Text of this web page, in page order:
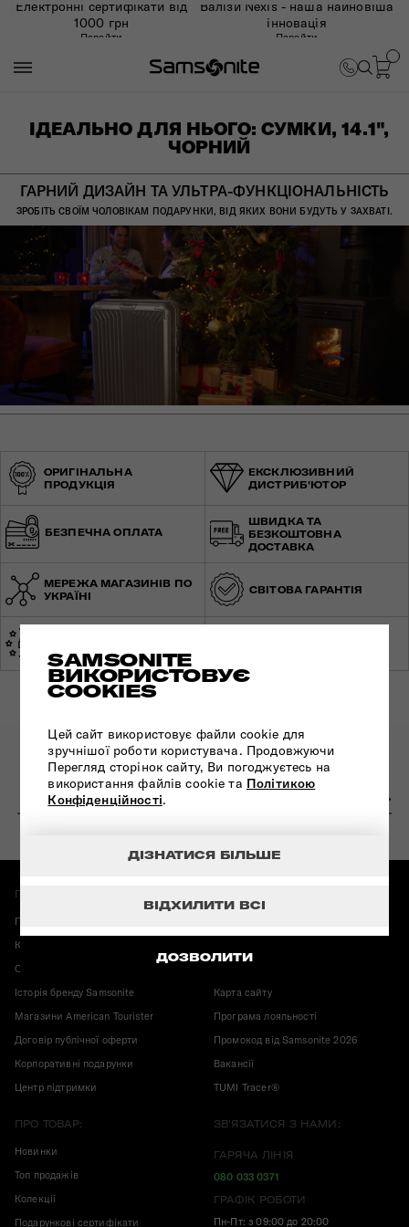
Електронні сертифікати від
1000 грн
Перейти
Валізи Nexis - наша найновіша
інновація
Перейти
SAMSONITE
ВИКОРИСТОВУЄ
COOKIES
Цей сайт використовує файли cookie для
зручнішої роботи користувача. Продовжуючи
Перегляд сторінок сайту, Ви погоджуєтесь на
використання файлів cookie та Політикою
Конфіденційності.
ДОЗВОЛИТИ
ВІДХИЛИТИ ВСІ
ДІЗНАТИСЯ БІЛЬШЕ
ІДЕАЛЬНО ДЛЯ НЬОГО: СУМКИ, 14.1",
ЧОРНИЙ
ГАРНИЙ ДИЗАЙН ТА УЛЬТРА-ФУНКЦІОНАЛЬНІСТЬ
ЗРОБІТЬ СВОЇМ ЧОЛОВІКАМ ПОДАРУНКИ, ВІД ЯКИХ ВОНИ БУДУТЬ У ЗАХВАТІ.​
ОРИГІНАЛЬНА
ПРОДУКЦІЯ
ЕКСКЛЮЗИВНИЙ
ДИСТРИБ'ЮТОР
БЕЗПЕЧНА ОПЛАТА
ШВИДКА ТА
БЕЗКОШТОВНА
ДОСТАВКА
МЕРЕЖА МАГАЗИНІВ ПО
УКРАЇНІ
СВІТОВА ГАРАНТІЯ
ПІДПИШІТЬСЯ НА НАШІ НОВИНИ:
ПРО МАГАЗИН:
Повернення і обмін
Карта магазинів
Оплата і доставка
Історія бренду Samsonite
Магазини American Tourister
Договір публічної оферти
Корпоративні подарунки
Центр підтримки
Карта сайту
Програма лояльності
Промокод від Samsonite 2026
Вакансії
TUMI Tracer®
ПРО ТОВАР:
Новинки
Топ продажів
Колекції
Подарункові сертифікати
ЗВ'ЯЗАТИСЯ З НАМИ:
ГАРЯЧА ЛІНІЯ
080 033 0371
ГРАФІК РОБОТИ
Пн-Пт: з 09:00 до 20:00